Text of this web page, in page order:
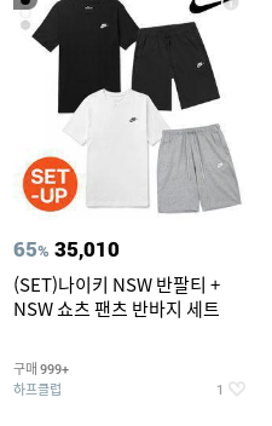
65% 35,010
(SET)나이키 NSW 반팔티 +
NSW 쇼츠 팬츠 반바지 세트
구매 999+
하프클럽 1